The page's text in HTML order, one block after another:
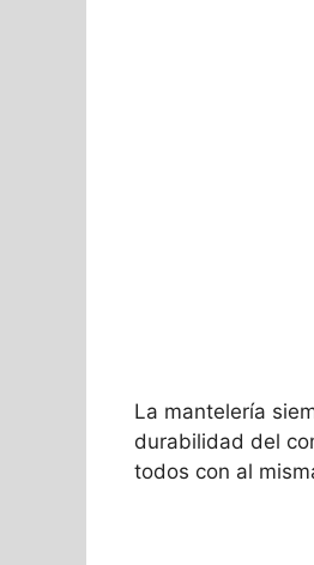
La mantelería
durabilidad del
todos con al